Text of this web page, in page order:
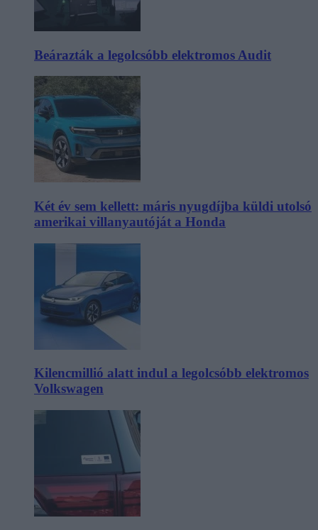
Beárazták a legolcsóbb elektromos Audit
Két év sem kellett: máris nyugdíjba küldi utolsó
amerikai villanyautóját a Honda
Kilencmillió alatt indul a legolcsóbb elektromos
Volkswagen